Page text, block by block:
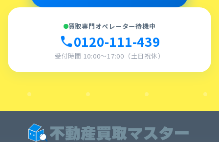
買取専門オペレーター待機中
call0120-111-439
受付時間 10:00〜17:00（土日祝休）